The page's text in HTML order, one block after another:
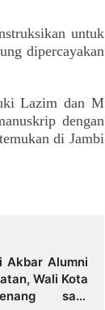
untuk
dipercayakan
Lazim dan M
dengan
di Jambi
Akbar Alumni
Wali Kota
saat